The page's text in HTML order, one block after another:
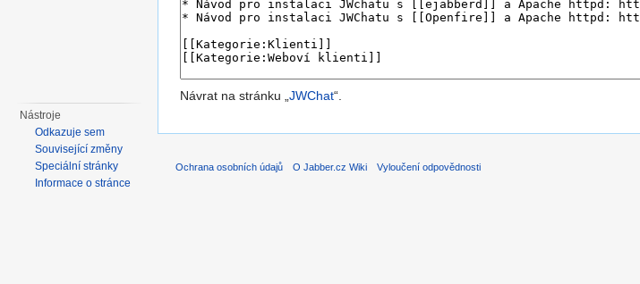
Návrat na stránku „JWChat“.
Nástroje
Odkazuje sem
Související změny
Speciální stránky
Informace o stránce
Ochrana osobních údajů O Jabber.cz Wiki Vyloučení odpovědnosti